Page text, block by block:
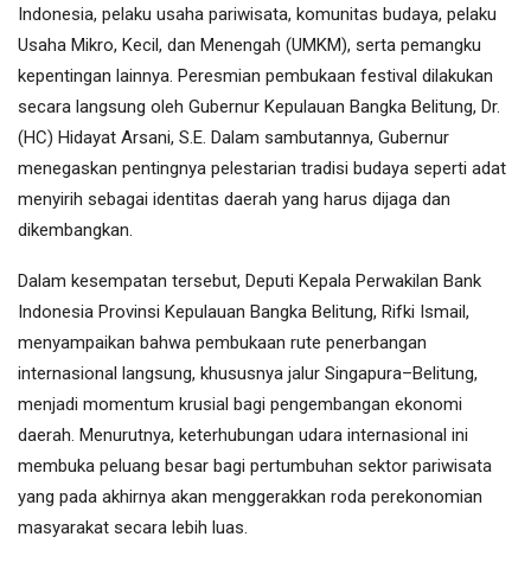
Indonesia, pelaku usaha pariwisata, komunitas budaya, pelaku
Usaha Mikro, Kecil, dan Menengah (UMKM), serta pemangku
kepentingan lainnya. Peresmian pembukaan festival dilakukan
secara langsung oleh Gubernur Kepulauan Bangka Belitung, Dr.
(HC) Hidayat Arsani, S.E. Dalam sambutannya, Gubernur
menegaskan pentingnya pelestarian tradisi budaya seperti adat
menyirih sebagai identitas daerah yang harus dijaga dan
dikembangkan.
Dalam kesempatan tersebut, Deputi Kepala Perwakilan Bank
Indonesia Provinsi Kepulauan Bangka Belitung, Rifki Ismail,
menyampaikan bahwa pembukaan rute penerbangan
internasional langsung, khususnya jalur Singapura–Belitung,
menjadi momentum krusial bagi pengembangan ekonomi
daerah. Menurutnya, keterhubungan udara internasional ini
membuka peluang besar bagi pertumbuhan sektor pariwisata
yang pada akhirnya akan menggerakkan roda perekonomian
masyarakat secara lebih luas.